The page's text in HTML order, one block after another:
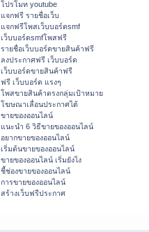
โปรโมท youtube
แจกฟรี รายชื่อเว็บ
แจกฟรีโพสเว็บบอร์ดsmf
เว็บบอร์ดsmfโพสฟรี
รายชื่อเว็บบอร์ดขายสินค้าฟรี
ลงประกาศฟรี เว็บบอร์ด
เว็บบอร์ดขายสินค้าฟรี
ฟรี เว็บบอร์ด แรงๆ
โพสขายสินค้าตรงกลุ่มเป้าหมาย
โฆษณาเลื่อนประกาศได้
ขายของออนไลน์
แนะนำ 6 วิธีขายของออนไลน์
อยากขายของออนไลน์
เริ่มต้นขายของออนไลน์
ขายของออนไลน์ เริ่มยังไง
ชี้ช่องขายของออนไลน์
การขายของออนไลน์
สร้างเว็บฟรีประกาศ